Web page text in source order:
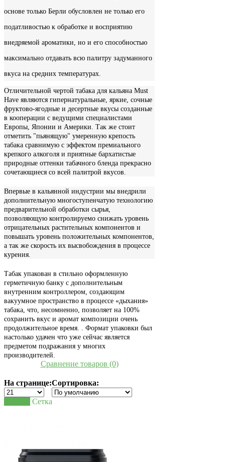
основе только Берли обусловлен не только его
податливостью к обработке и восприятию
внедряемой ароматики, но и его способностью
максимально отдавать всю палитру задуманного
вкуса на средних температурах.
Отличительной чертой табака для кальяна Must
Have являются гипернатуральные, яркие, сочные
фруктово-ягодные и десертные вкусы созданные
в кооперации с ведущими специалистами
Европы, Японии и Америки. Так же стоит
отметить "пьянящую" умеренную крепость
табака сравнимую с эффектом премиального
крепкого алкоголя и приятные бархатистые
природные оттенки табачного бленда прекрасно
сочетающиеся со всей палитрой вкусов.
Впервые в кальянной индустрии мы внедрили
дополнительную многоступенчатую технологию
предварительной обработки сырья,
позволяющую контролируемо снижать уровень
отрицательных растительных компонентов и
повышать уровень положительных компонентов,
а так же скорость их высвобождения в процессе
курения.
Табак упакован в стильно оформленную
герметичную банку с дополнительным
внутренним контроллером, создающим
вакуумное пространство в процессе «дыхания»
табака, что, несомненно, позволяет на 100%
сохранить вкус и аромат композиции очень
продолжительное время. . Формат упаковки был
настолько удачен что уже сейчас является
предметом подражания у многих
производителей.
Сравнение товаров (0)
На странице:Сортировка:
Сетка